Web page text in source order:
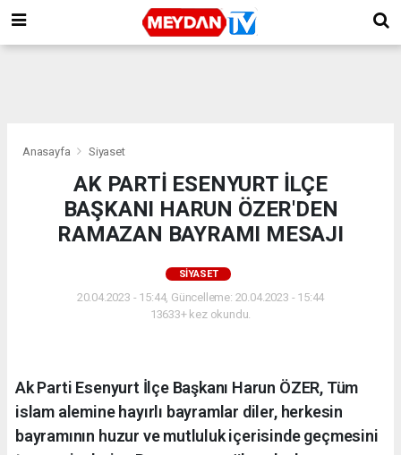
Anasayfa Siyaset
AK PARTİ ESENYURT İLÇE
BAŞKANI HARUN ÖZER'DEN
RAMAZAN BAYRAMI MESAJI
SIYASET
20.04.2023 - 15:44, Güncelleme: 20.04.2023 - 15:44
13633+ kez okundu.
Ak Parti Esenyurt İlçe Başkanı Harun ÖZER, Tüm
islam alemine hayırlı bayramlar diler, herkesin
bayramının huzur ve mutluluk içerisinde geçmesini